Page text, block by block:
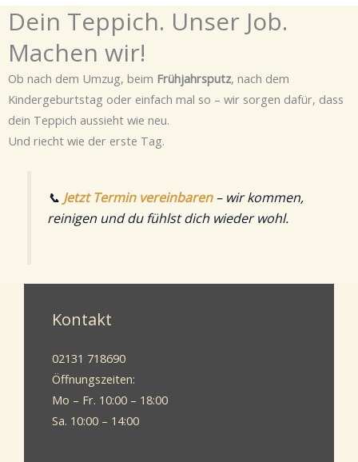
Dein Teppich. Unser Job.
Machen wir!
Ob nach dem Umzug, beim Frühjahrsputz, nach dem
Kindergeburtstag oder einfach mal so – wir sorgen dafür, dass
dein Teppich aussieht wie neu.
Und riecht wie der erste Tag.
📞 Jetzt Termin vereinbaren– wir kommen,
reinigen und du fühlst dich wieder wohl.
Kontakt
02131 718690
Öffnungszeiten:
Mo – Fr. 10:00 – 18:00
Sa. 10:00 – 14:00